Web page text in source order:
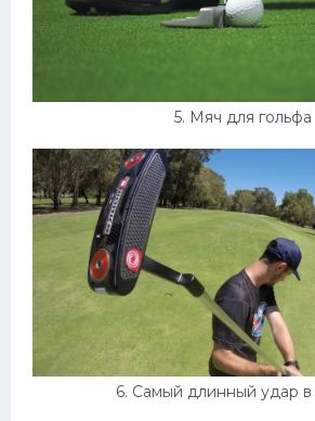
5. Мяч для гольфа
6. Самый длинный удар в